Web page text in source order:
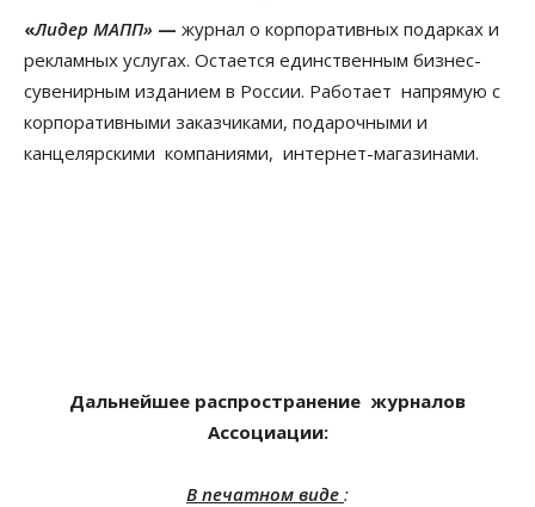
«Лидер МАПП» — журнал о корпоративных подарках и
рекламных услугах. Остается единственным бизнес-
сувенирным изданием в России. Работает напрямую с
корпоративными заказчиками, подарочными и
канцелярскими компаниями, интернет-магазинами.
Дальнейшее распространение журналов
Ассоциации:
В печатном виде :